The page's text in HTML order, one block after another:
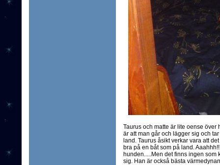
Taurus och matte är lite oense över
är att man går och lägger sig och
land. Taurus åsikt verkar vara att
bra på en båt som på land.
hunden.....Men det finns ingen som
sig. Han är också bästa